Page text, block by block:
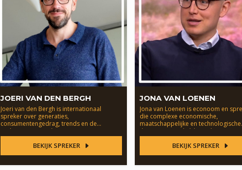
JOERI VAN DEN BERGH
Joeri van den Bergh is internationaal
spreker over generaties,
consumentengedrag, trends en de
toekomst van merken.
BEKIJK SPREKER
JONA VAN LOENEN
Jona van Loenen is econoom en
die complexe economische,
maatschappelijke en technologische
thema's toegankelijk maakt.
BEKIJK SPREKER